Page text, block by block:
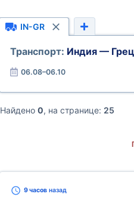
IN-GR
Транспорт: Индия —
06.08–06.10
Найдено 0, на странице: 25
9 часовназад